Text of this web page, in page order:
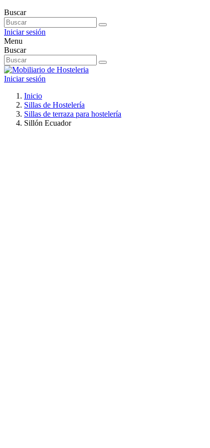
Buscar
Iniciar sesión
Menu
Buscar
Iniciar sesión
Inicio
Sillas de Hostelería
Sillas de terraza para hostelería
Sillón Ecuador